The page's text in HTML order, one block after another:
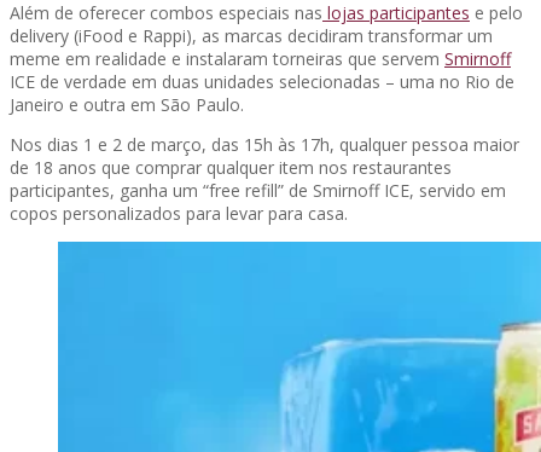
Além de oferecer combos especiais nas lojas participantes e pelo
delivery (iFood e Rappi), as marcas decidiram transformar um
meme em realidade e instalaram torneiras que servem Smirnoff
ICE de verdade em duas unidades selecionadas – uma no Rio de
Janeiro e outra em São Paulo.
Nos dias 1 e 2 de março, das 15h às 17h, qualquer pessoa maior
de 18 anos que comprar qualquer item nos restaurantes
participantes, ganha um “free refill” de Smirnoff ICE, servido em
copos personalizados para levar para casa.